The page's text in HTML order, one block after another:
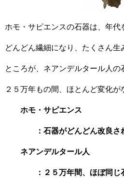
ホモ・サピエンスの石器は、年代
どんどん繊細になり、たくさん生
ところが、ネアンデルタール人の
２５万年もの間、ほとんど変化が
ホモ・サピエンス
：石器がどんどん改良さ
ネアンデルタール人
：２５万年間、ほぼ同じ石